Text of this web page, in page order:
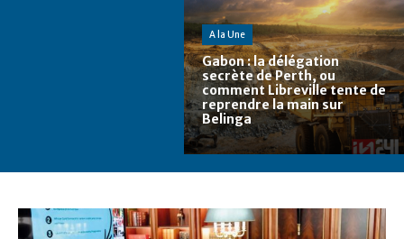
A la Une
Gabon : la délégation
secrète de Perth, ou
comment Libreville tente de
reprendre la main sur
Belinga